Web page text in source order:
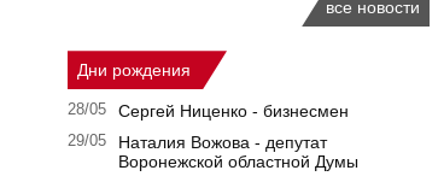
все новости
Дни рождения
28/05 Сергей Ниценко - бизнесмен
29/05
Наталия Вожова - депутат
Воронежской областной Думы